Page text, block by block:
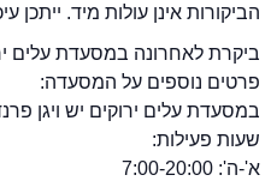
הביקורות אינן עולות מיד.
ביקרת לאחרונה במסעדת עלים
פרטים נוספים על המסעדה:
במסעדת עלים ירוקים יש ויגן
שעות פעילות:
א'-ה': 7:00-20:00